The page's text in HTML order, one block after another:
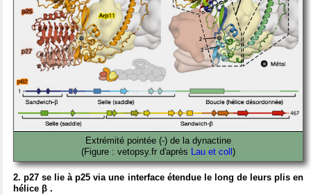
Extrémité pointée (-) de la dynactine
(Figure : vetopsy.fr d'après Lau et coll )
2. p27 se lie à p25 via une interface étendue le long de leurs plis en
hélice β .